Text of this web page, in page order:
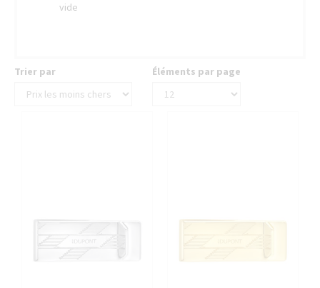
vide
Trier par Éléments par page